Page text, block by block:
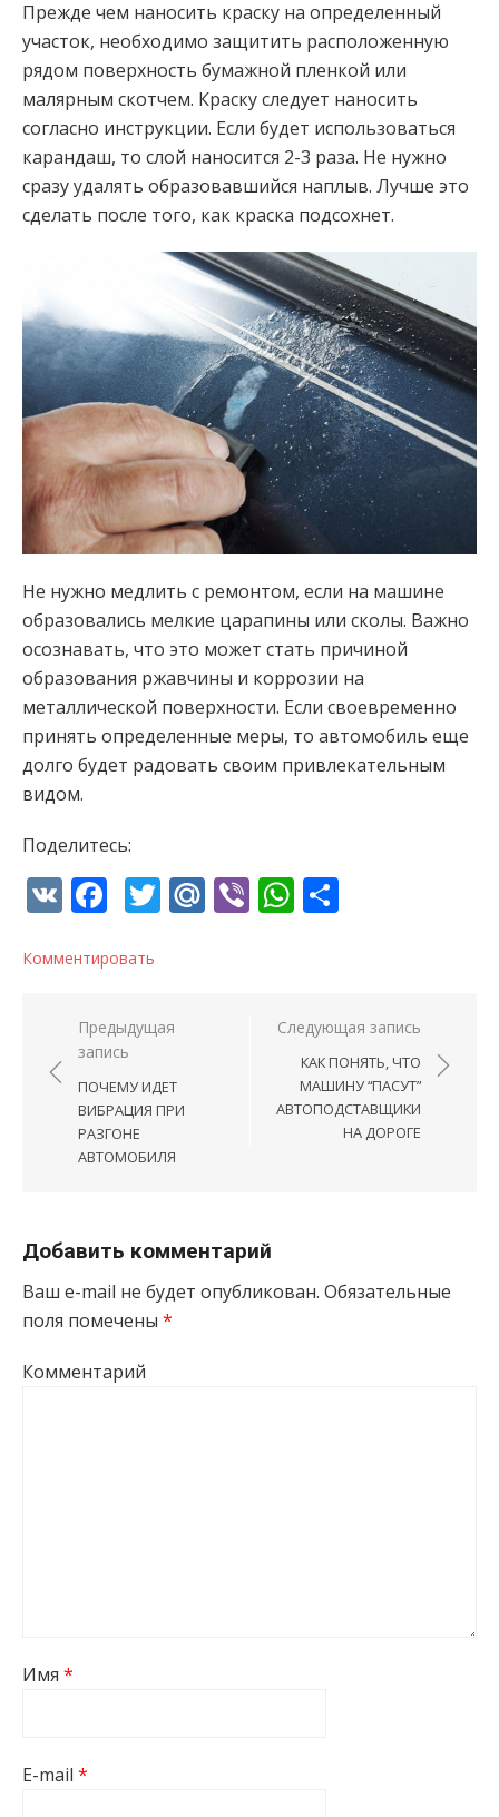
Прежде чем наносить краску на определенный
участок, необходимо защитить расположенную
рядом поверхность бумажной пленкой или
малярным скотчем. Краску следует наносить
согласно инструкции. Если будет использоваться
карандаш, то слой наносится 2-3 раза. Не нужно
сразу удалять образовавшийся наплыв. Лучше это
сделать после того, как краска подсохнет.
Не нужно медлить с ремонтом, если на машине
образовались мелкие царапины или сколы. Важно
осознавать, что это может стать причиной
образования ржавчины и коррозии на
металлической поверхности. Если своевременно
принять определенные меры, то автомобиль еще
долго будет радовать своим привлекательным
видом.
Поделитесь:
VK Facebook
Twitter
Mail.Ru
ViberWhatsApp
Комментировать
Навигация по записям
Предыдущая
запись
ПОЧЕМУ ИДЕТ
ВИБРАЦИЯ ПРИ
РАЗГОНЕ
АВТОМОБИЛЯ
Следующая запись
КАК ПОНЯТЬ, ЧТО
МАШИНУ “ПАСУТ”
АВТОПОДСТАВЩИКИ
НА ДОРОГЕ
Добавить комментарий
Ваш e-mail не будет опубликован. Обязательные
поля помечены *
Комментарий
Имя *
E-mail *